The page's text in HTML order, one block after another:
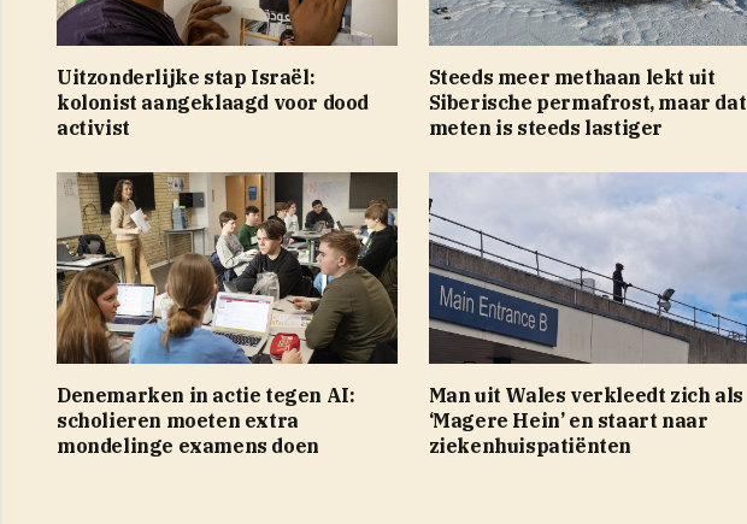
Uitzonderlijke stap Israël:
kolonist aangeklaagd voor dood
activist
Steeds meer methaan lekt uit
Siberische permafrost, maar dat
meten is steeds lastiger
Denemarken in actie tegen AI:
scholieren moeten extra
mondelinge examens doen
Man uit Wales verkleedt zich als
‘Magere Hein’ en staart naar
ziekenhuispatiënten